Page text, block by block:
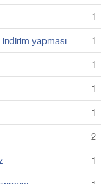
1
yapması 1
1
1
1
2
1